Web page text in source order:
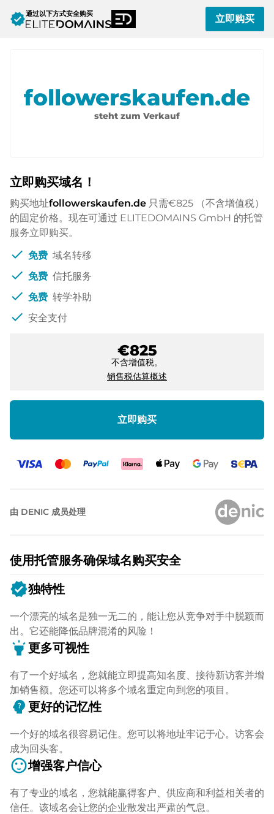
verified通过以下方式安全购买 立即购买
followerskaufen.de
steht zum Verkauf
立即购买域名！
购买地址followerskaufen.de 只需€825
（不含增值税）
的固定价格。现在可通过 ELITEDOMAINS GmbH 的托管
服务立即购买。
check 免费 域名转移
check 免费 信托服务
check 免费 转学补助
check 安全支付
€825
不含增值税。
销售税估算概述
立即购买
由 DENIC 成员处理
使用托管服务确保域名购买安全
verified独特性
一个漂亮的域名是独一无二的，能让您从竞争对手中脱颖而
出。它还能降低品牌混淆的风险！
highlight更多可视性
有了一个好域名，您就能立即提高知名度、接待新访客并增
加销售额。您还可以将多个域名重定向到您的项目。
psychology_alt 更好的记忆性
一个好的域名很容易记住。您可以将地址牢记于心。访客会
成为回头客。
sentiment_satisfied增强客户信心
有了专业的域名，您就能赢得客户、供应商和利益相关者的
信任。该域名会让您的企业散发出严肃的气息。